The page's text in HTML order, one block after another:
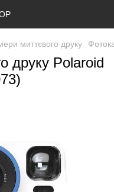
миттєвого друку
друку Polaroid